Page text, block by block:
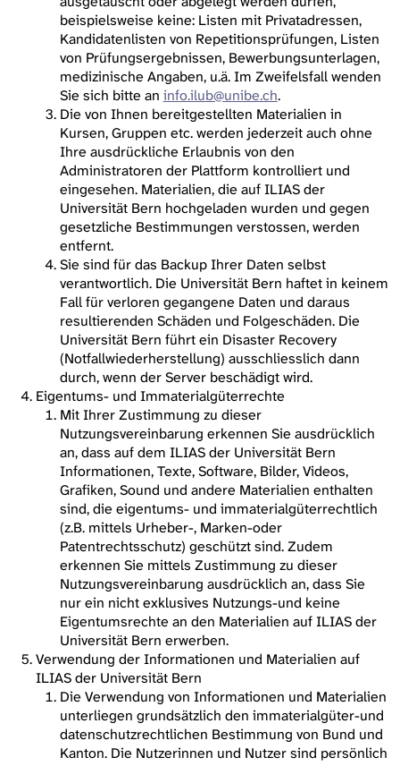
beispielsweise keine: Listen mit Privatadressen,
Kandidatenlisten von Repetitionsprüfungen, Listen
von Prüfungsergebnissen, Bewerbungsunterlagen,
medizinische Angaben, u.ä. Im Zweifelsfall wenden
Sie sich bitte an info.ilub@unibe.ch.
Die von Ihnen bereitgestellten Materialien in
Kursen, Gruppen etc. werden jederzeit auch ohne
Ihre ausdrückliche Erlaubnis von den
Administratoren der Plattform kontrolliert und
eingesehen. Materialien, die auf ILIAS der
Universität Bern hochgeladen wurden und gegen
gesetzliche Bestimmungen verstossen, werden
entfernt.
Sie sind für das Backup Ihrer Daten selbst
verantwortlich. Die Universität Bern haftet in keinem
Fall für verloren gegangene Daten und daraus
resultierenden Schäden und Folgeschäden. Die
Universität Bern führt ein Disaster Recovery
(Notfallwiederherstellung) ausschliesslich dann
durch, wenn der Server beschädigt wird.
Eigentums- und Immaterialgüterrechte
Mit Ihrer Zustimmung zu dieser
Nutzungsvereinbarung erkennen Sie ausdrücklich
an, dass auf dem ILIAS der Universität Bern
Informationen, Texte, Software, Bilder, Videos,
Grafiken, Sound und andere Materialien enthalten
sind, die eigentums- und immaterialgüterrechtlich
(z.B. mittels Urheber-, Marken-oder
Patentrechtsschutz) geschützt sind. Zudem
erkennen Sie mittels Zustimmung zu dieser
Nutzungsvereinbarung ausdrücklich an, dass Sie
nur ein nicht exklusives Nutzungs-und keine
Eigentumsrechte an den Materialien auf ILIAS der
Universität Bern erwerben.
Verwendung der Informationen und Materialien auf
ILIAS der Universität Bern
Die Verwendung von Informationen und Materialien
unterliegen grundsätzlich den immaterialgüter-und
datenschutzrechtlichen Bestimmung von Bund und
Kanton. Die Nutzerinnen und Nutzer sind persönlich